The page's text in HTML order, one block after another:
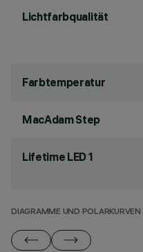
Lichtfarbqualität
Farbtemperatur
MacAdam Step
Lifetime LED 1
DIAGRAMME UND POLARKURVEN